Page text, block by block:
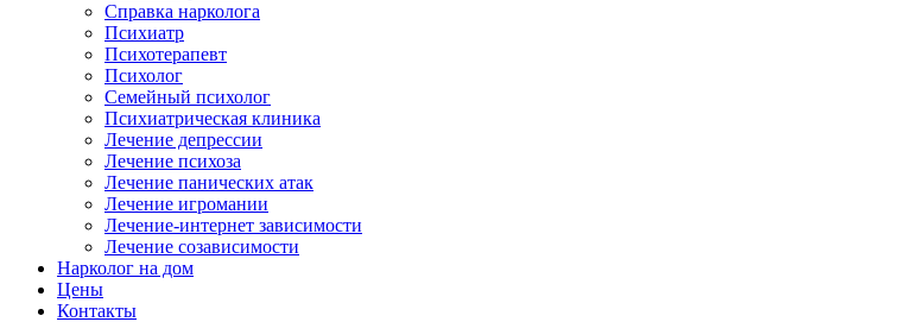
Справка нарколога
Психиатр
Психотерапевт
Психолог
Семейный психолог
Психиатрическая клиника
Лечение депрессии
Лечение психоза
Лечение панических атак
Лечение игромании
Лечение-интернет зависимости
Лечение созависимости
Нарколог на дом
Цены
Контакты